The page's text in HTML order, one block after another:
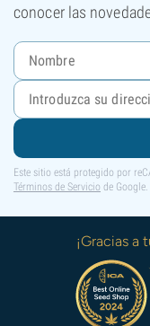
conocer las
Este sitio está protegido por
Términos de Servicio de Google.
¡Gracias a